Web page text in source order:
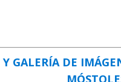
GALERÍA DE